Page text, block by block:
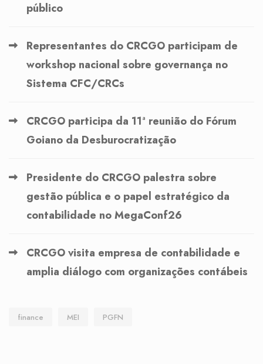
público
Representantes do CRCGO participam de
workshop nacional sobre governança no
Sistema CFC/CRCs
CRCGO participa da 11ª reunião do Fórum
Goiano da Desburocratização
Presidente do CRCGO palestra sobre
gestão pública e o papel estratégico da
contabilidade no MegaConf26
CRCGO visita empresa de contabilidade e
amplia diálogo com organizações contábeis
finance MEI PGFN